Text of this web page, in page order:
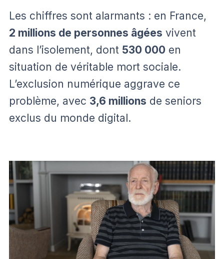
Les chiffres sont alarmants : en France,
2 millions de personnes âgées vivent
dans l’isolement, dont 530 000 en
situation de véritable mort sociale.
L’exclusion numérique aggrave ce
problème, avec 3,6 millions de seniors
exclus du monde digital.